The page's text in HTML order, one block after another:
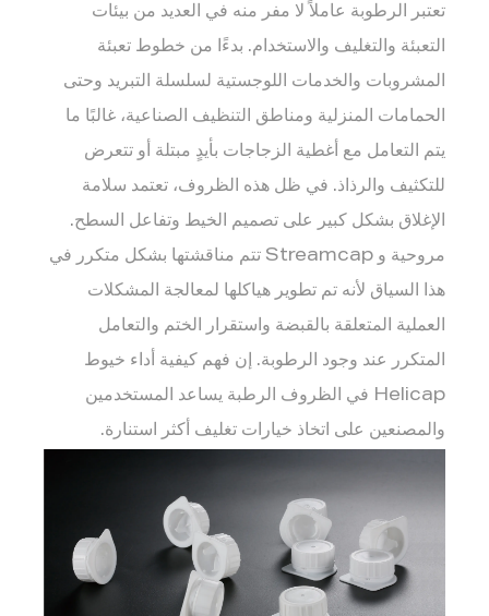
لماذا
تزيد
الظروف
الرطبة
مخاطر
الإغلاق
2
مروحية
Thread
Surface
Interaction
3
أثناء
التعامل
اليدوي
تعتبر الرطوبة عاملاً لا مفر منه في العديد من بيئات
التعبئة والتغليف والاستخدام. بدءًا من خطوط تعبئة
المشروبات والخدمات اللوجستية لسلسلة التبريد وحتى
الحمامات المنزلية ومناطق التنظيف الصناعية، غالبًا ما
يتم التعامل مع أغطية الزجاجات بأيدٍ مبتلة أو تتعرض
للتكثيف والرذاذ. في ظل هذه الظروف، تعتمد سلامة
الإغلاق بشكل كبير على تصميم الخيط وتفاعل السطح.
مروحية وStreamcap تتم مناقشتها بشكل متكرر في
هذا السياق لأنه تم تطوير هياكلها لمعالجة المشكلات
العملية المتعلقة بالقبضة واستقرار الختم والتعامل
المتكرر عند وجود الرطوبة. إن فهم كيفية أداء خيوط
Helicap في الظروف الرطبة يساعد المستخدمين
والمصنعين على اتخاذ خيارات تغليف أكثر استنارة.